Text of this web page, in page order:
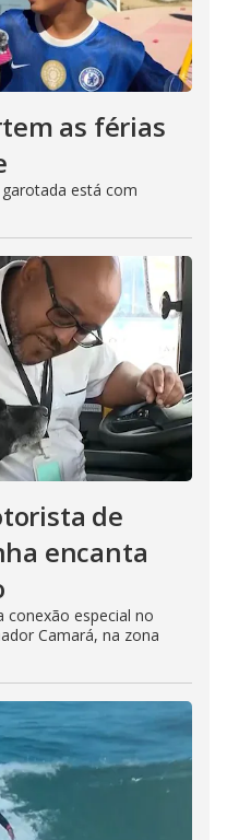
as férias
está com
de
encanta
conexão especial no
Camará, na zona